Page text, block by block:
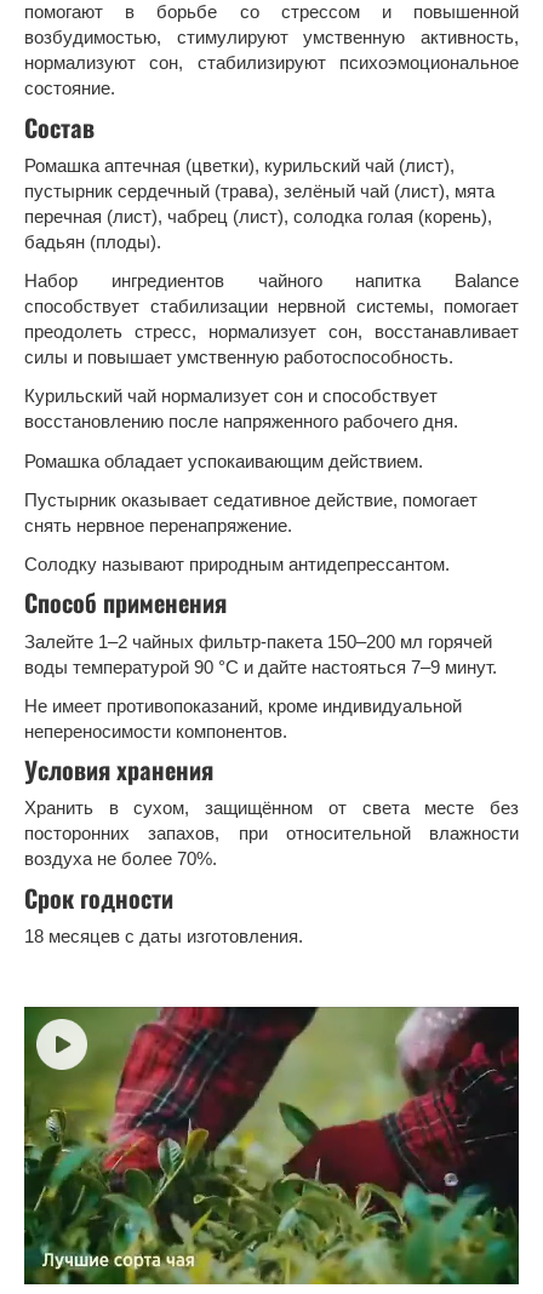
помогают в борьбе со стрессом и повышенной
возбудимостью, стимулируют умственную активность,
нормализуют сон, стабилизируют психоэмоциональное
состояние.
Состав
Ромашка аптечная (цветки), курильский чай (лист),
пустырник сердечный (трава), зелёный чай (лист), мята
перечная (лист), чабрец (лист), солодка голая (корень),
бадьян (плоды).
Набор ингредиентов чайного напитка Ваlаnсе
способствует стабилизации нервной системы, помогает
преодолеть стресс, нормализует сон, восстанавливает
силы и повышает умственную работоспособность.
Курильский чай нормализует сон и способствует
восстановлению после напряженного рабочего дня.
Ромашка обладает успокаивающим действием.
Пустырник оказывает седативное действие, помогает
снять нервное перенапряжение.
Солодку называют природным антидепрессантом.
Способ применения
Залейте 1–2 чайных фильтр-пакета 150–200 мл горячей
воды температурой 90 °C и дайте настояться 7–9 минут.
Не имеет противопоказаний, кроме индивидуальной
непереносимости компонентов.
Условия хранения
Хранить в сухом, защищённом от света месте без
посторонних запахов, при относительной влажности
воздуха не более 70%.
Срок годности
18 месяцев с даты изготовления.